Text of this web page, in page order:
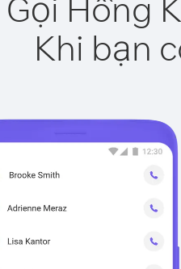
Khi bạn